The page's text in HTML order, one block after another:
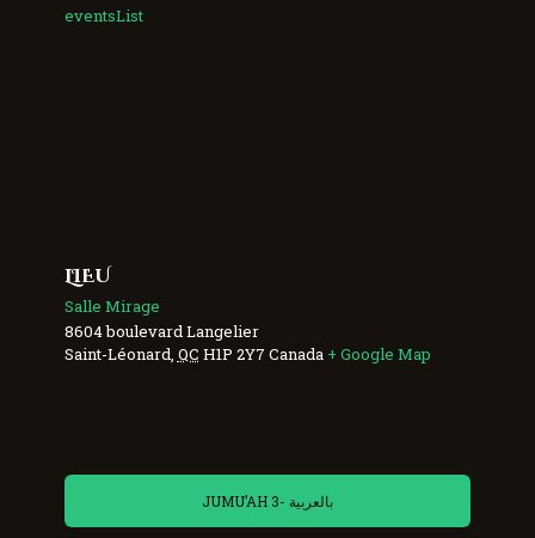
eventsList
LIEU
Salle Mirage
8604 boulevard Langelier
Saint-Léonard QC H1P 2Y7 Canada + Google Map
JUMU’AH 3- بالعربية